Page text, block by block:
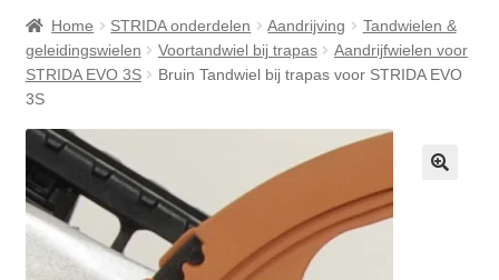
Over STRIDA
Zakelijk
Home STRIDA onderdelen Aandrijving
Tandwielen &
geleidingswielen
Voortandwiel bij trapas
Aandrijfwielen voor
STRIDA EVO 3S
Bruin Tandwiel bij trapas voor STRIDA EVO
3S